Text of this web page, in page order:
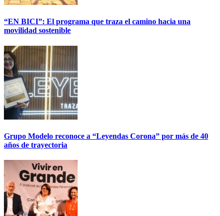
“EN BICI”: El programa que traza el camino hacia una
movilidad sostenible
Grupo Modelo reconoce a “Leyendas Corona” por más de 40
años de trayectoria